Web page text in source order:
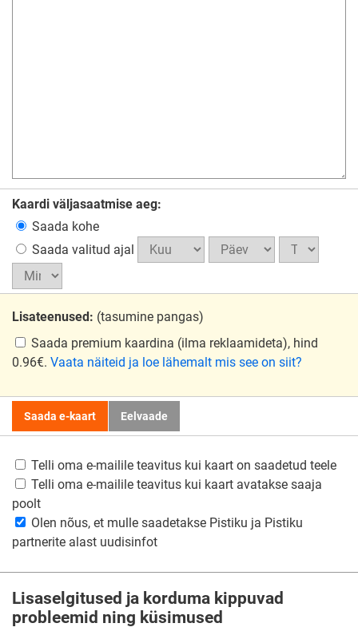
Kaardi väljasaatmise aeg:
Saada kohe
Saada valitud ajal
Lisateenused: (tasumine pangas)
Saada premium kaardina (ilma reklaamideta), hind
0.96€. Vaata näiteid ja loe lähemalt mis see on siit?
Saada e-kaart Eelvaade
Telli oma e-mailile teavitus kui kaart on saadetud teele
Telli oma e-mailile teavitus kui kaart avatakse saaja
poolt
Olen nõus, et mulle saadetakse Pistiku ja Pistiku
partnerite alast uudisinfot
Lisaselgitused ja korduma kippuvad
probleemid ning küsimused